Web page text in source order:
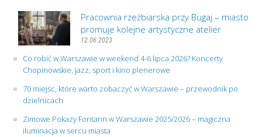
Pracownia rzeźbiarska przy Bugaj – miasto
promuje kolejne artystyczne atelier
12.06.2023
Co robić w Warszawie w weekend 4-6 lipca 2026? Koncerty
Chopinowskie, jazz, sport i kino plenerowe
70 miejsc, które warto zobaczyć w Warszawie – przewodnik po
dzielnicach
Zimowe Pokazy Fontann w Warszawie 2025/2026 – magiczna
iluminacja w sercu miasta